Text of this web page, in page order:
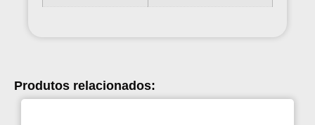
Produtos relacionados: